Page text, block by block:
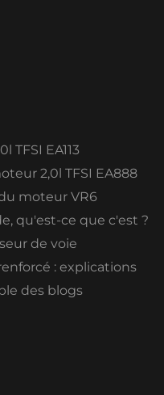
TFSI EA113
2,0l TFSI EA888
moteur VR6
qu'est-ce que c'est ?
de voie
: explications
des blogs